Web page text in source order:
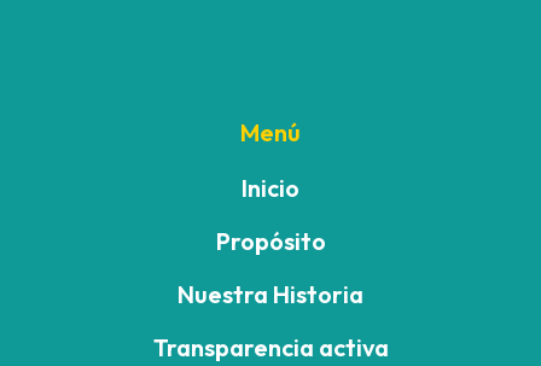
Menú
Inicio
Propósito
Nuestra Historia
Transparencia activa